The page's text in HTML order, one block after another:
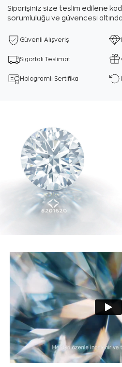
Siparişiniz size teslim edilene
sorumluluğu ve güvencesi
Güvenli Alışveriş
Sigortalı Teslimat
Hologramlı Sertifika